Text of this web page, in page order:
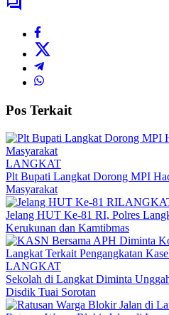
Pos Terkait
LANGKAT
Plt Bupati Langkat Dorong MPI
Masyarakat
Jelang HUT Ke-81 RI, Polres
Kerukunan dan Kamtibmas
LANGKAT
Sekolah di Langkat Diminta
Disdik Tuai Sorotan